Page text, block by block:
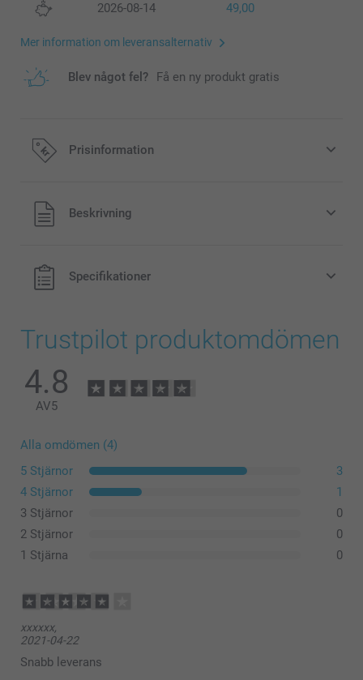
2026-08-14 49,00
Mer information om leveransalternativ
Blev något fel? Få en ny produkt gratis
Prisinformation
Alla priser är i svenska kronor (SEK), inklusive moms och
exklusive porto.
Beskrivning
Specifikationer
Trustpilot produktomdömen
4.8
AV5
Alla omdömen (4)
5 Stjärnor
3
4 Stjärnor
1
3 Stjärnor
0
2 Stjärnor
0
1 Stjärna
0
xxxxxx,
2021-04-22
Snabb leverans